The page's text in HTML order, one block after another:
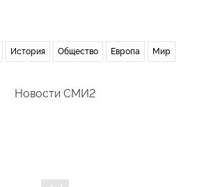
История Общество Европа Мир
Новости СМИ2